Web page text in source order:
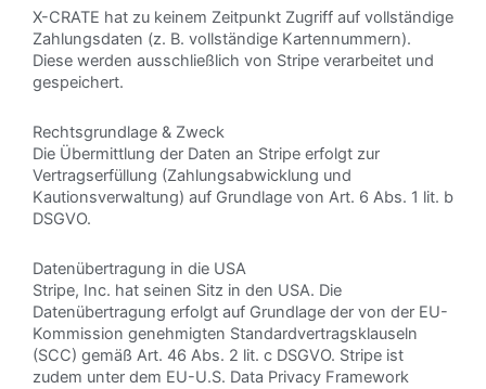
X-CRATE hat zu keinem Zeitpunkt Zugriff auf vollständige
Zahlungsdaten (z. B. vollständige Kartennummern).
Diese werden ausschließlich von Stripe verarbeitet und
gespeichert.
Rechtsgrundlage & Zweck
Die Übermittlung der Daten an Stripe erfolgt zur
Vertragserfüllung (Zahlungsabwicklung und
Kautionsverwaltung) auf Grundlage von Art. 6 Abs. 1 lit. b
DSGVO.
Datenübertragung in die USA
Stripe, Inc. hat seinen Sitz in den USA. Die
Datenübertragung erfolgt auf Grundlage der von der EU-
Kommission genehmigten Standardvertragsklauseln
(SCC) gemäß Art. 46 Abs. 2 lit. c DSGVO. Stripe ist
zudem unter dem EU-U.S. Data Privacy Framework